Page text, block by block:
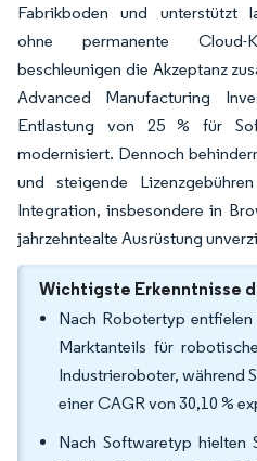
Fabrikboden und unterstützt
ohne permanente Cloud-
beschleunigen die Akzeptanz
Advanced Manufacturing
Entlastung von 25 % für
modernisiert. Dennoch
und steigende
Integration, insbesondere in
jahrzehntealte Ausrüstung
Wichtigste Erkenntnisse
Nach Robotertyp
Marktanteils für
Industrieroboter, während
einer CAGR von 30,10 %
Nach Softwaretyp hielten